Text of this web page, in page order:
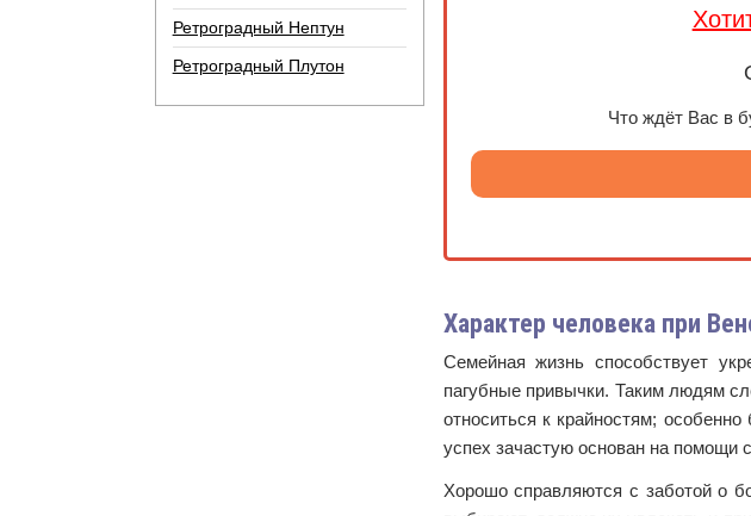
Что ждёт Вас в
Характер человека при
Семейная жизнь способствует
пагубные привычки. Таким людям
относиться к крайностям;
успех зачастую основан на помощи
Хорошо справляются с заботой о
Ретроградный Нептун
Ретроградный Плутон